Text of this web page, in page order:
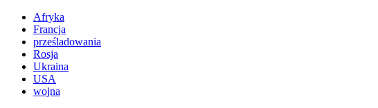
Afryka
Francja
prześladowania
Rosja
Ukraina
USA
wojna